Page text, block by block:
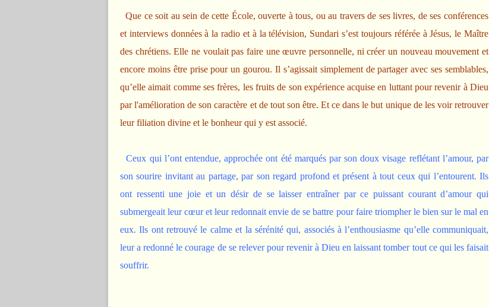
Que ce soit au sein de cette École, ouverte à tous, ou au travers de ses livres, de ses conférences
et interviews données à la radio et à la télévision, Sundari s’est toujours référée à Jésus, le Maître
des chrétiens. Elle ne voulait pas faire une œuvre personnelle, ni créer un nouveau mouvement et
encore moins être prise pour un gourou. Il s’agissait simplement de partager avec ses semblables,
qu’elle aimait comme ses frères, les fruits de son expérience acquise en luttant pour revenir à Dieu
par l'amélioration de son caractère et de tout son être. Et ce dans le but unique de les voir retrouver
leur filiation divine et le bonheur qui y est associé.
Ceux qui l’ont entendue, approchée ont été marqués par son doux visage reflétant l’amour, par
son sourire invitant au partage, par son regard profond et présent à tout ceux qui l’entourent. Ils
ont ressenti une joie et un désir de se laisser entraîner par ce puissant courant d’amour qui
submergeait leur cœur et leur redonnait envie de se battre pour faire triompher le bien sur le mal en
eux. Ils ont retrouvé le calme et la sérénité qui, associés à l’enthousiasme qu’elle communiquait,
leur a redonné le courage de se relever pour revenir à Dieu en laissant tomber tout ce qui les faisait
souffrir.